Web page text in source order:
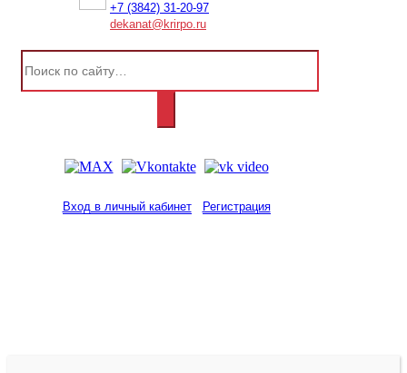
+7 (3842) 31-20-97
dekanat@krirpo.ru
Вход в личный кабинет Регистрация